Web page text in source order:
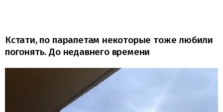
Кстати, по парапетам некоторые тоже любили
погонять. До недавнего времени